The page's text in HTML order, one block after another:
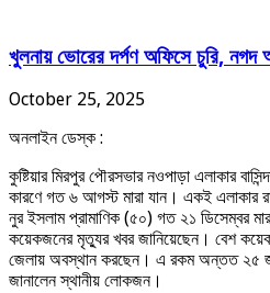
খুলনায় ভোরের দর্পণ অফিসে চুরি, নগদ
October 25, 2025
অনলাইন ডেস্ক :
কুষ্টিয়ার মিরপুর পৌরসভার নওপাড়া এলাকার
কারণে গত ৬ আগস্ট মারা যান। একই এলাকার
নুর ইসলাম প্রামাণিক (৫০) গত ২১ ডিসেম্বর
কয়েকজনের মৃত্যুর খবর জানিয়েছেন। বেশ
জেলায় অবস্থান করছেন। এ রকম অন্তত ২৫
জানালেন স্থানীয় লোকজন।